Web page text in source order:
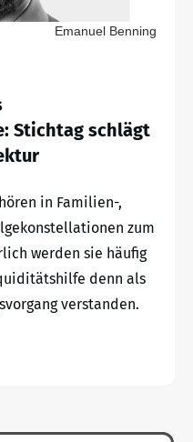
Emanuel Benning
Stichtag schlägt
in Familien-,
zum
werden sie häufig
denn als
verstanden.